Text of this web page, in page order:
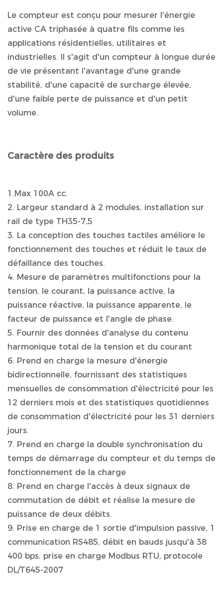
Le compteur est conçu pour mesurer l'énergie
active CA triphasée à quatre fils comme les
applications résidentielles, utilitaires et
industrielles. Il s'agit d'un compteur à longue durée
de vie présentant l'avantage d'une grande
stabilité, d'une capacité de surcharge élevée,
d'une faible perte de puissance et d'un petit
volume.
Caractère des produits
1.Max 100A cc.
2. Largeur standard à 2 modules, installation sur
rail de type TH35-7,5
3. La conception des touches tactiles améliore le
fonctionnement des touches et réduit le taux de
défaillance des touches.
4. Mesure de paramètres multifonctions pour la
tension, le courant, la puissance active, la
puissance réactive, la puissance apparente, le
facteur de puissance et l'angle de phase.
5. Fournir des données d'analyse du contenu
harmonique total de la tension et du courant
6. Prend en charge la mesure d'énergie
bidirectionnelle, fournissant des statistiques
mensuelles de consommation d'électricité pour les
12 derniers mois et des statistiques quotidiennes
de consommation d'électricité pour les 31 derniers
jours.
7. Prend en charge la double synchronisation du
temps de démarrage du compteur et du temps de
fonctionnement de la charge
8. Prend en charge l'accès à deux signaux de
commutation de débit et réalise la mesure de
puissance de deux débits.
9. Prise en charge de 1 sortie d'impulsion passive, 1
communication RS485, débit en bauds jusqu'à 38
400 bps, prise en charge Modbus RTU, protocole
DL/T645-2007